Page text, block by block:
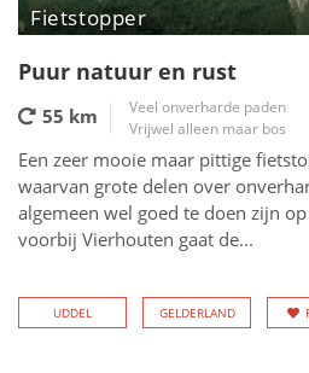
Fietstopper
Puur natuur en rust
55 km
Veel onverharde paden
Vrijwel alleen maar bos
Een zeer mooie maar pittige
waarvan grote delen over
algemeen wel goed te doen zijn
voorbij Vierhouten gaat de...
UDDEL GELDERLAND